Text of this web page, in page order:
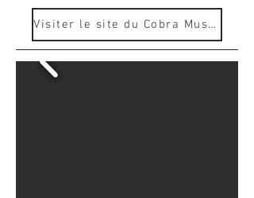
Visiter le site du Cobra Museum